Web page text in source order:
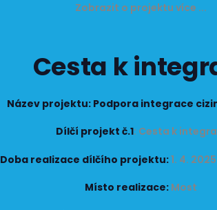
Zobrazit o projektu více ...
Cesta k
Název projektu: Podpora integrace
Dílčí projekt č.1: Cesta k
Doba realizace dílčího projektu:1. 4. 2025
Místo realizace:Most